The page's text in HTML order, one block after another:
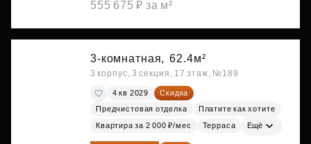
555 675 ₽ за м²
3-комнатная, 62.4м²
3 корпус, 3 секция, 17 этаж, №189
4 кв 2029
Скидка
Предчистовая отделка
Платите как хотите
Квартира за 2 000 ₽/мес Терраса Ещё